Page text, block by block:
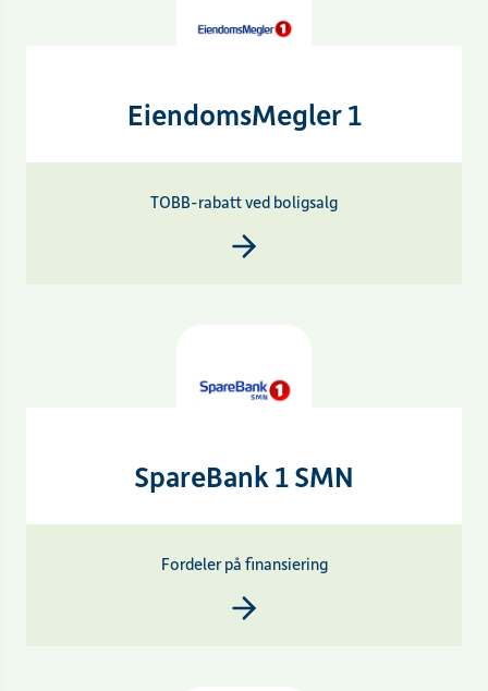
EiendomsMegler 1
TOBB-rabatt ved boligsalg
SpareBank 1 SMN
Fordeler på finansiering